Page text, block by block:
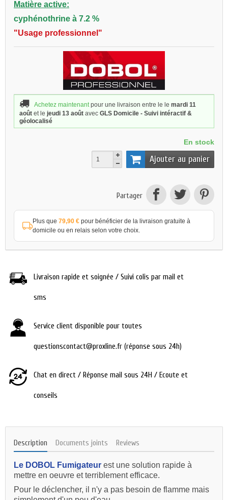
Matière active:
cyphénothrine à 7.2 %
"Usage professionnel"
Achetez maintenantpour une livraison entre le le mardi 11
août et le jeudi 13 août avec GLS Domicile - Suivi intéractif &
géolocalisé
En stock
Ajouter au panier
Partager
Plus que 79,90 € pour bénéficier de la livraison gratuite à
domicile ou en relais selon votre choix.
Livraison rapide et soignée / Suivi colis par mail et
sms
Service client disponible pour toutes
questionscontact@proxline.fr (réponse sous 24h)
Chat en direct / Réponse mail sous 24H / Ecoute et
conseils
Description Documents joints Reviews
Le DOBOL Fumigateur est une solution rapide à
mettre en oeuvre et terriblement efficace.
Pour le déclencher, il n'y a pas besoin de flamme mais